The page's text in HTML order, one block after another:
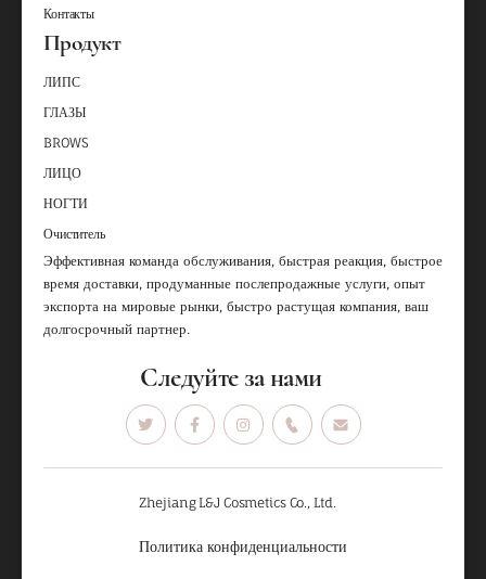
Контакты
Продукт
ЛИПС
ГЛАЗЫ
BROWS
ЛИЦО
НОГТИ
Очиститель
Эффективная команда обслуживания, быстрая реакция, быстрое
время доставки, продуманные послепродажные услуги, опыт
экспорта на мировые рынки, быстро растущая компания, ваш
долгосрочный партнер.
Следуйте за нами
Zhejiang L&J Cosmetics Co., Ltd.
Политика конфиденциальности